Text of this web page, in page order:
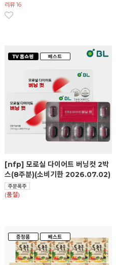
리뷰 16
[nfp] 모로실 다이어트 버닝컷 2박
스(8주분)(소비기한 2026.07.02)
(품절)